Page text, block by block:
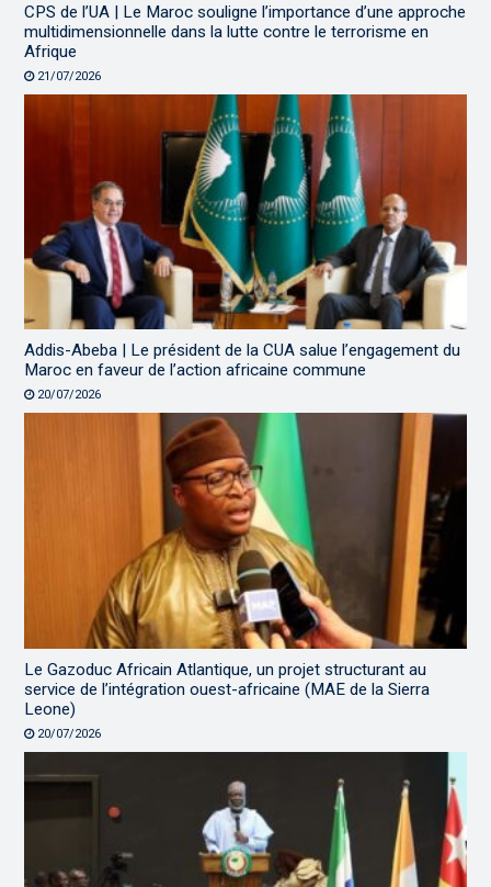
CPS de l’UA | Le Maroc souligne l’importance d’une approche
multidimensionnelle dans la lutte contre le terrorisme en
Afrique
21/07/2026
Addis-Abeba | Le président de la CUA salue l’engagement du
Maroc en faveur de l’action africaine commune
20/07/2026
Le Gazoduc Africain Atlantique, un projet structurant au
service de l’intégration ouest-africaine (MAE de la Sierra
Leone)
20/07/2026